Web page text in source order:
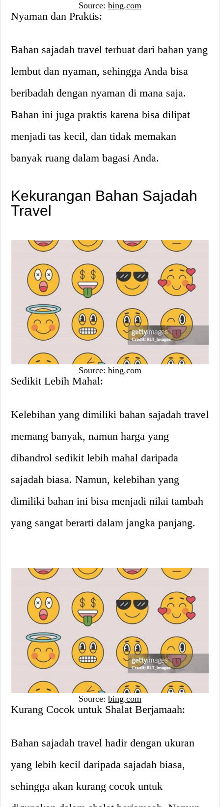
Source: bing.com
Nyaman dan Praktis:
Bahan sajadah travel terbuat dari bahan yang
lembut dan nyaman, sehingga Anda bisa
beribadah dengan nyaman di mana saja.
Bahan ini juga praktis karena bisa dilipat
menjadi tas kecil, dan tidak memakan
banyak ruang dalam bagasi Anda.
Kekurangan Bahan Sajadah
Travel
Source: bing.com
Sedikit Lebih Mahal:
Kelebihan yang dimiliki bahan sajadah travel
memang banyak, namun harga yang
dibandrol sedikit lebih mahal daripada
sajadah biasa. Namun, kelebihan yang
dimiliki bahan ini bisa menjadi nilai tambah
yang sangat berarti dalam jangka panjang.
Source: bing.com
Kurang Cocok untuk Shalat Berjamaah:
Bahan sajadah travel hadir dengan ukuran
yang lebih kecil daripada sajadah biasa,
sehingga akan kurang cocok untuk